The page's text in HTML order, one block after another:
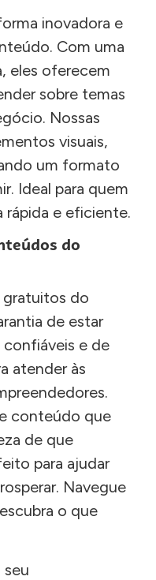
inovadora e
Com uma
eles oferecem
sobre temas
Nossas
visuais,
um formato
Ideal para quem
rápida e eficiente.
do
gratuitos do
de estar
e de
atender às
conteúdo que
de que
para ajudar
Navegue
o que